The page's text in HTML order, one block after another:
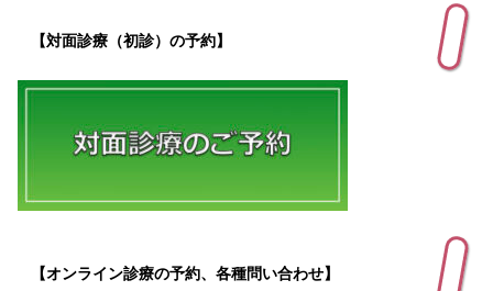
【対面診療（初診）の予約】
【オンライン診療の予約、各種問い合わせ】